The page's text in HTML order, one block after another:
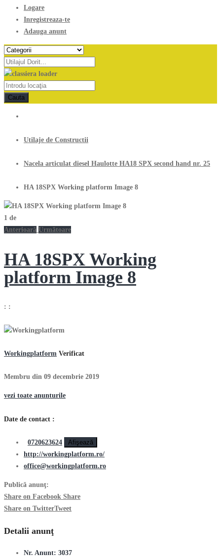
Logare
Inregistreaza-te
Adauga anunt
Cauta
Utilaje de Constructii
Nacela articulat diesel Haulotte HA18 SPX second hand nr. 25
HA 18SPX Working platform Image 8
1 de
Anterioară Următoare
HA 18SPX Working
platform Image 8
: :
Workingplatform Verificat
Membru din 09 decembrie 2019
vezi toate anunturile
Date de contact :
0720623624
Afişează
http://workingplatform.ro/
office@workingplatform.ro
Publică anunţ:
Share on Facebook Share
Share on TwitterTweet
Detalii anunţ
Nr. Anunt: 3037